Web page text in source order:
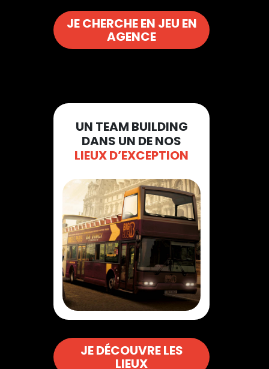
JE CHERCHE EN JEU EN
AGENCE
UN TEAM BUILDING
DANS UN DE NOS
LIEUX D’EXCEPTION
JE DÉCOUVRE LES
LIEUX